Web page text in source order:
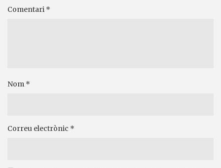
Comentari *
Nom *
Correu electrònic *